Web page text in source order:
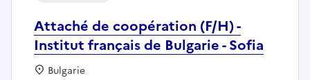
Attaché de coopération (F/H) -
Institut français de Bulgarie - Sofia
Localisation :
Bulgarie